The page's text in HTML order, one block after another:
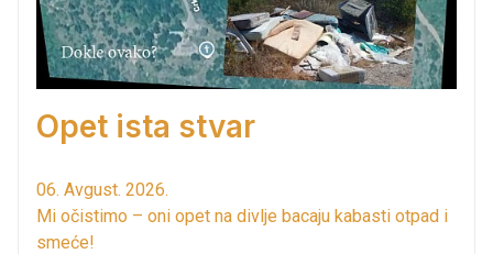
Opet ista stvar
06. Avgust. 2026.
Mi očistimo – oni opet na divlje bacaju kabasti otpad i
smeće!